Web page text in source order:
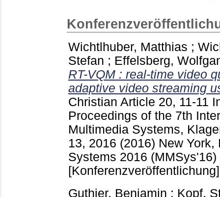
Wichtlhuber, Matthias ;
Stefan ; Effelsberg,
RT-VQM : real-time video
adaptive video streaming
Christian Article 20, 11-11
Proceedings of the 7th
Multimedia Systems,
13, 2016 (2016) New
Systems 2016
[Konferenzveröffentlichung]
Guthier, Benjamin ; Kopf,